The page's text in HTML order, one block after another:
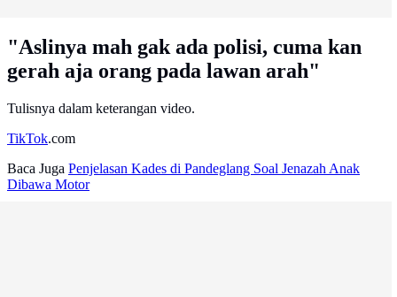
"Aslinya mah gak ada polisi, cuma kan
gerah aja orang pada lawan arah"
Tulisnya dalam keterangan video.
TikTok.com
Baca Juga Penjelasan Kades di Pandeglang Soal Jenazah Anak
Dibawa Motor